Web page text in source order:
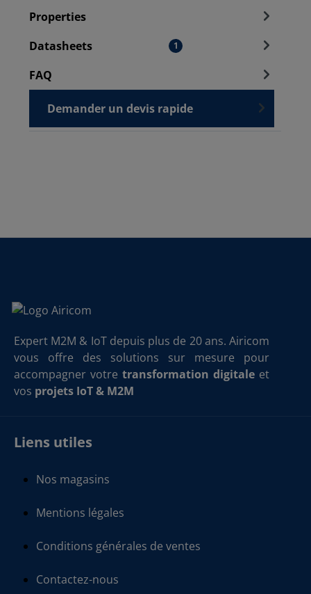
Properties
Datasheets
1
FAQ
Demander un devis rapide
Expert M2M & IoT depuis plus de 20 ans. Airicom
vous offre des solutions sur mesure pour
accompagner votre transformation digitale et
vos projets IoT & M2M
Liens utiles
Nos magasins
Mentions légales
Conditions générales de ventes
Contactez-nous